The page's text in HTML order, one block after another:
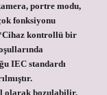
portre modu,
fonksiyonu
kontrollü bir
IEC standardı
olarak bozulabilir.